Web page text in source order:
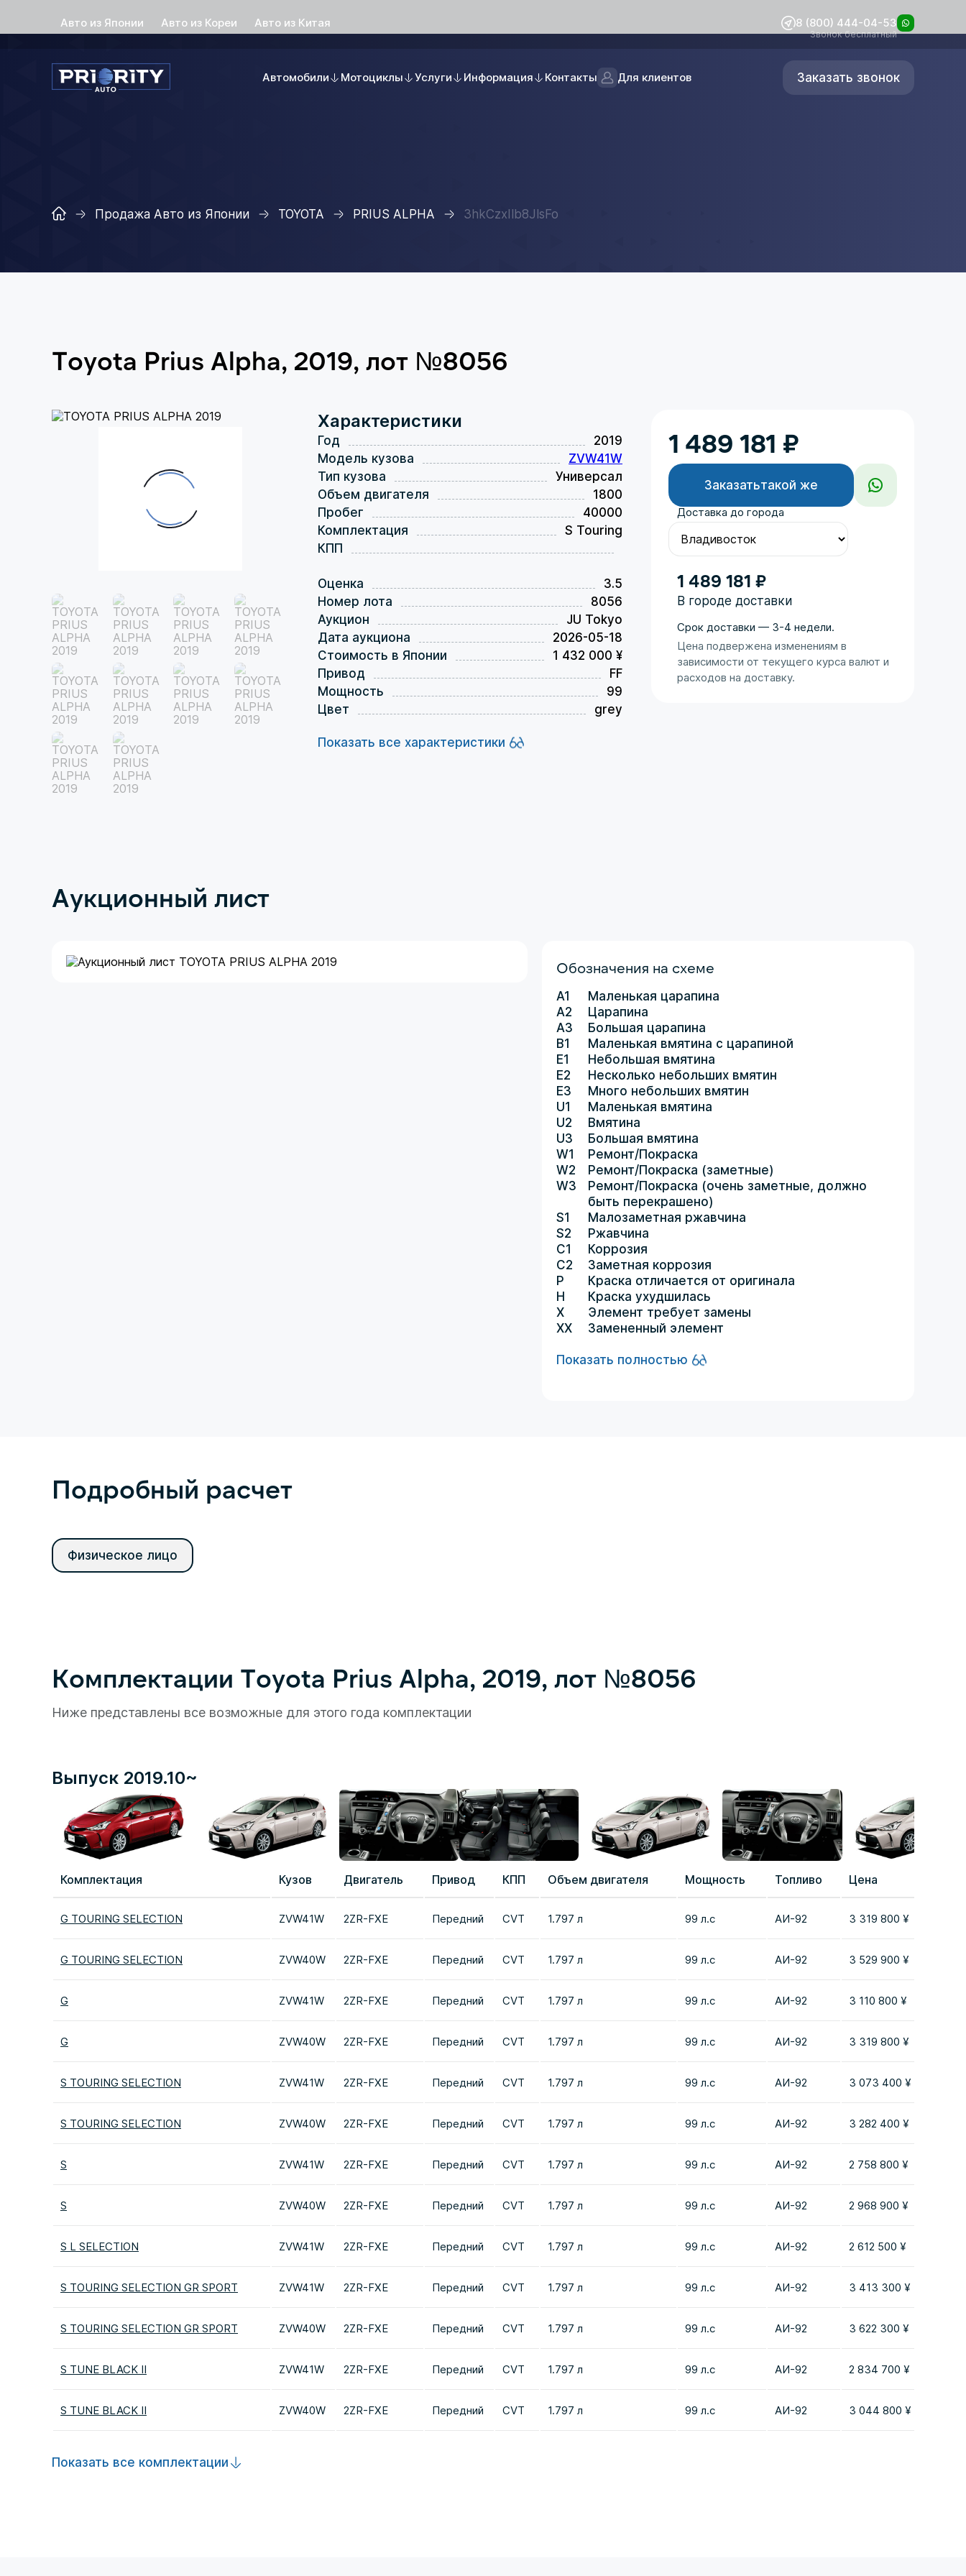
Авто из Японии Авто из Кореи Авто из Китая 8 (800) 444-04-53
Звонок бесплатный
Автомобили Мотоциклы Услуги Информация Контакты Для клиентов Заказать звонок
Продажа Авто из Японии TOYOTA PRIUS ALPHA 3hkCzxIlb8JlsFo
Toyota Prius Alpha, 2019, лот №8056
Характеристики
Год
2019
Модель кузова
ZVW41W
Тип кузова
Универсал
Объем двигателя
1800
Пробег
40000
Комплектация
S Touring
КПП
Оценка
3.5
Номер лота
8056
Аукцион
JU Tokyo
Дата аукциона
2026-05-18
Стоимость в Японии
1 432 000 ¥
Привод
FF
Мощность
99
Цвет
grey
Показать все характеристики
1 489 181 ₽
Заказатьтакой же
Доставка до города
1 489 181 ₽
В городе доставки
Срок доставки — 3-4 недели.
Цена подвержена изменениям в
зависимости от текущего курса валют и
расходов на доставку.
Аукционный лист
Обозначения на схеме
A1
Маленькая царапина
A2
Царапина
A3
Большая царапина
B1
Маленькая вмятина с царапиной
E1
Небольшая вмятина
E2
Несколько небольших вмятин
E3
Много небольших вмятин
U1
Маленькая вмятина
U2
Вмятина
U3
Большая вмятина
W1
Ремонт/Покраска
W2
Ремонт/Покраска (заметные)
W3
Ремонт/Покраска (очень заметные, должно
быть перекрашено)
S1
Малозаметная ржавчина
S2
Ржавчина
C1
Коррозия
C2
Заметная коррозия
P
Краска отличается от оригинала
H
Краска ухудшилась
X
Элемент требует замены
XX
Замененный элемент
Показать полностью
Подробный расчет
Физическое лицо
Комплектации Toyota Prius Alpha, 2019, лот №8056
Ниже представлены все возможные для этого года комплектации
Выпуск 2019.10~
Комплектация Кузов Двигатель Привод КПП Объем двигателя Мощность Топливо Цена
G TOURING SELECTION ZVW41W 2ZR-FXE Передний CVT 1.797 л 99 л.с AИ-92 3 319 800 ¥
G TOURING SELECTION ZVW40W 2ZR-FXE Передний CVT 1.797 л 99 л.с AИ-92 3 529 900 ¥
G ZVW41W 2ZR-FXE Передний CVT 1.797 л 99 л.с AИ-92 3 110 800 ¥
G ZVW40W 2ZR-FXE Передний CVT 1.797 л 99 л.с AИ-92 3 319 800 ¥
S TOURING SELECTION ZVW41W 2ZR-FXE Передний CVT 1.797 л 99 л.с AИ-92 3 073 400 ¥
S TOURING SELECTION ZVW40W 2ZR-FXE Передний CVT 1.797 л 99 л.с AИ-92 3 282 400 ¥
S ZVW41W 2ZR-FXE Передний CVT 1.797 л 99 л.с AИ-92 2 758 800 ¥
S ZVW40W 2ZR-FXE Передний CVT 1.797 л 99 л.с AИ-92 2 968 900 ¥
S L SELECTION ZVW41W 2ZR-FXE Передний CVT 1.797 л 99 л.с AИ-92 2 612 500 ¥
S TOURING SELECTION GR SPORT ZVW41W 2ZR-FXE Передний CVT 1.797 л 99 л.с AИ-92 3 413 300 ¥
S TOURING SELECTION GR SPORT ZVW40W 2ZR-FXE Передний CVT 1.797 л 99 л.с AИ-92 3 622 300 ¥
S TUNE BLACK II ZVW41W 2ZR-FXE Передний CVT 1.797 л 99 л.с AИ-92 2 834 700 ¥
S TUNE BLACK II ZVW40W 2ZR-FXE Передний CVT 1.797 л 99 л.с AИ-92 3 044 800 ¥
Показать все комплектации